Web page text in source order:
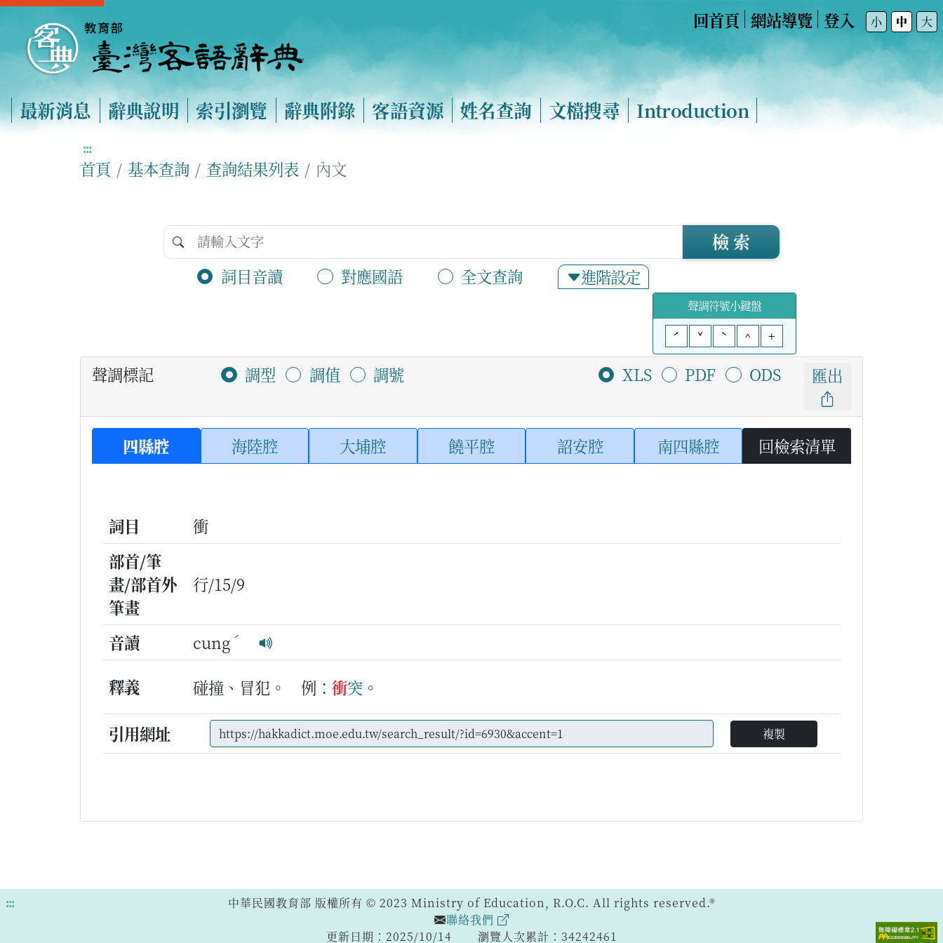
回首頁 網站導覽 登入 小 中 大
最新消息 辭典說明 索引瀏覽 辭典附錄 客語資源 姓名查詢 文檔搜尋 Introduction
:::
首頁 基本查詢 查詢結果列表 內文
詞目音讀 對應國語 全文查詢 進階設定
檢 索
聲調符號小鍵盤
ˊ
ˇ ˋ ^ +
聲調標記 調型 調值 調號 XLS PDF ODS 匯出
四縣腔 海陸腔 大埔腔 饒平腔 詔安腔 南四縣腔 回檢索清單
詞目
衝
部首/筆
畫/部首外
筆畫
行/15/9
音讀 cung ˊ
釋義 碰撞、冒犯。 例： 衝突 。
引用網址 複製
:::
中華民國教育部 版權所有 © 2023 Ministry of Education, R.O.C. All rights reserved.®
聯絡我們
更新日期：2025/10/14
瀏覽人次累計：34242461